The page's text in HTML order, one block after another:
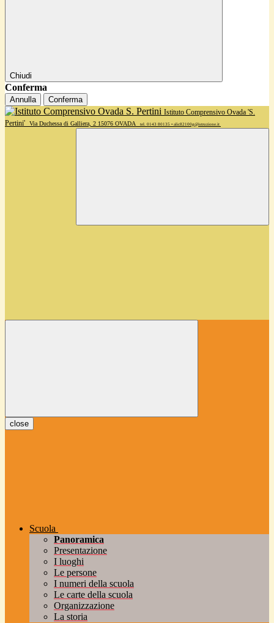
Chiudi
Conferma
Annulla Conferma
Istituto Comprensivo Ovada 'S.
Pertini'
Via Duchessa di Galliera, 2 15076 OVADA tel. 0143 80135 • alic82100g@istruzione.it
close
Scuola
Panoramica
Presentazione
I luoghi
Le persone
I numeri della scuola
Le carte della scuola
Organizzazione
La storia